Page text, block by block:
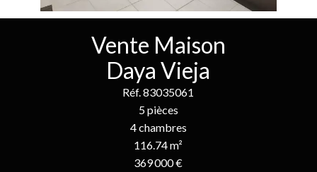
Vente Maison
Daya Vieja
Réf. 83035061
5 pièces
4 chambres
116.74 m²
369 000 €